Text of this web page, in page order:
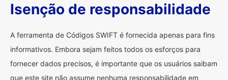
Isenção de responsabilidade
A ferramenta de Códigos SWIFT é fornecida apenas para fins
informativos. Embora sejam feitos todos os esforços para
fornecer dados precisos, é importante que os usuários saibam
que este site não assume nenhuma responsabilidade em